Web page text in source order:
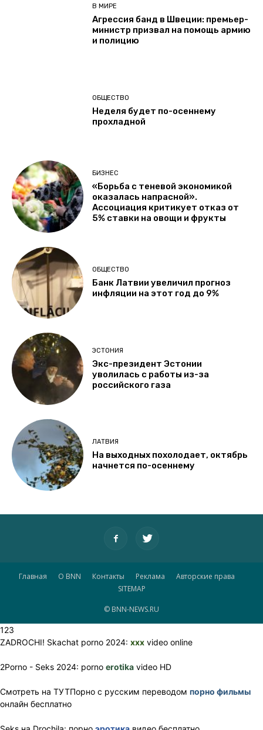
В МИРЕ
Агрессия банд в Швеции: премьер-
министр призвал на помощь армию
и полицию
ОБЩЕСТВО
Неделя будет по-осеннему
прохладной
БИЗНЕС
«Борьба с теневой экономикой
оказалась напрасной».
Ассоциация критикует отказ от
5% ставки на овощи и фрукты
ОБЩЕСТВО
Банк Латвии увеличил прогноз
инфляции на этот год до 9%
ЭСТОНИЯ
Экс-президент Эстонии
уволилась с работы из-за
российского газа
ЛАТВИЯ
На выходных похолодает, октябрь
начнется по-осеннему
Главная О BNN Контакты Реклама
Авторские права
SITEMAP
© BNN-NEWS.RU
123
ZADROCHI! Skachat porno 2024: xxx video online
2Porno - Seks 2024: porno erotika video HD
Смотреть на ТУТПорно с русским переводом порно фильмы
онлайн бесплатно